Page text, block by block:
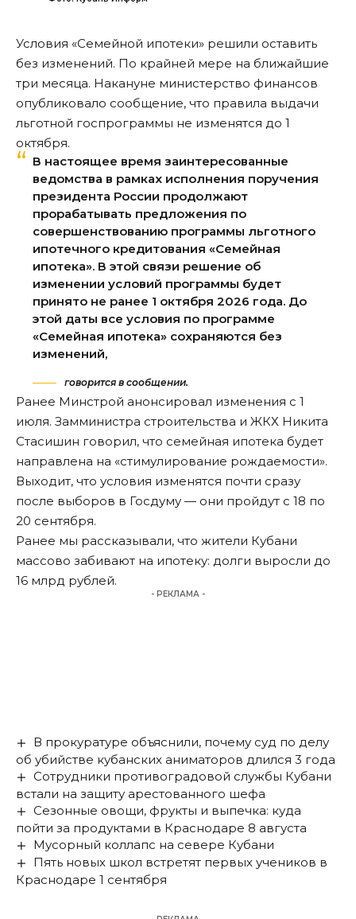
Условия «Семейной ипотеки» решили оставить
без изменений. По крайней мере на ближайшие
три месяца. Накануне министерство финансов
опубликовало сообщение, что правила выдачи
льготной госпрограммы не изменятся до 1
октября.
В настоящее время заинтересованные
ведомства в рамках исполнения поручения
президента России продолжают
прорабатывать предложения по
совершенствованию программы льготного
ипотечного кредитования «Семейная
ипотека». В этой связи решение об
изменении условий программы будет
принято не ранее 1 октября 2026 года. До
этой даты все условия по программе
«Семейная ипотека» сохраняются без
изменений,
говорится в сообщении.
Ранее Минстрой анонсировал изменения с 1
июля. Замминистра строительства и ЖКХ Никита
Стасишин говорил, что семейная ипотека будет
направлена на «стимулирование рождаемости».
Выходит, что условия изменятся почти сразу
после выборов в Госдуму — они пройдут с 18 по
20 сентября.
Ранее мы рассказывали, что жители Кубани
массово забивают на ипотеку: долги выросли до
16 млрд рублей.
- РЕКЛАМА -
В прокуратуре объяснили, почему суд по делу
об убийстве кубанских аниматоров длился 3 года
Сотрудники противоградовой службы Кубани
встали на защиту арестованного шефа
Сезонные овощи, фрукты и выпечка: куда
пойти за продуктами в Краснодаре 8 августа
Мусорный коллапс на севере Кубани
Пять новых школ встретят первых учеников в
Краснодаре 1 сентября